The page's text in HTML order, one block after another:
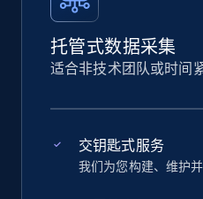
托管式数据采集
适合非技术团队或时间
交钥匙式服务
我们为您构建、维护